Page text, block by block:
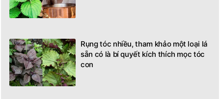
Rụng tóc nhiều, tham khảo một loại lá
sẵn có là bí quyết kích thích mọc tóc
con